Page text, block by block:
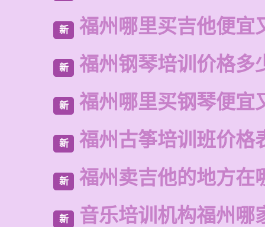
新 福州哪里买吉他便宜
新 福州钢琴培训价格多
新 福州哪里买钢琴便宜
新 福州古筝培训班价格
新 福州卖吉他的地方在
新 音乐培训机构福州哪